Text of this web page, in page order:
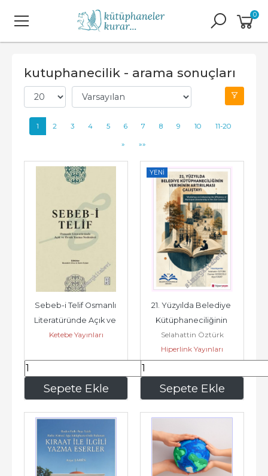
0
kutuphanecilik - arama sonuçları
1 2 3 4 5 6 7 8 9 10 11-20
» »»
Sepete Ekle
Sebeb-i Telif Osmanlı
Literatüründe Açık ve
Örtük Yazma Nedenleri
Ketebe Yayınları
286,30
YENI
Sepete Ekle
21. Yüzyılda Belediye
Kütüphaneciliğinin
Veriminin Artırılması
Çalıştayı -
Selahattin Öztürk
Hiperlink Yayınları
225,00